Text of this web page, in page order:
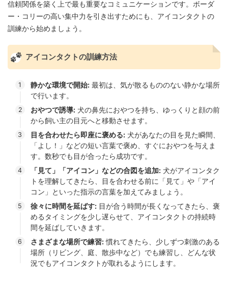
信頼関係を築く上で最も重要なコミュニケーションです。ボーダ
ー・コリーの高い集中力を引き出すためにも、アイコンタクトの
訓練から始めましょう。
アイコンタクトの訓練方法
静かな環境で開始: 最初は、気が散るもののない静かな場所
で行います。
おやつで誘導: 犬の鼻先におやつを持ち、ゆっくりと顔の前
から飼い主の目元へと移動させます。
目を合わせたら即座に褒める: 犬があなたの目を見た瞬間、
「よし！」などの短い言葉で褒め、すぐにおやつを与えま
す。数秒でも目が合ったら成功です。
「見て」「アイコン」などの合図を追加: 犬がアイコンタク
トを理解してきたら、目を合わせる前に「見て」や「アイ
コン」といった指示の言葉を加えてみましょう。
徐々に時間を延ばす: 目が合う時間が長くなってきたら、褒
めるタイミングを少し遅らせて、アイコンタクトの持続時
間を延ばしていきます。
さまざまな場所で練習:慣れてきたら、少しずつ刺激のある
場所（リビング、庭、散歩中など）でも練習し、どんな状
況でもアイコンタクトが取れるようにします。